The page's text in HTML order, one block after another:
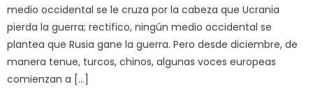
medio occidental se le cruza por la cabeza que Ucrania
pierda la guerra; rectifico, ningún medio occidental se
plantea que Rusia gane la guerra. Pero desde diciembre, de
manera tenue, turcos, chinos, algunas voces europeas
comienzan a […]